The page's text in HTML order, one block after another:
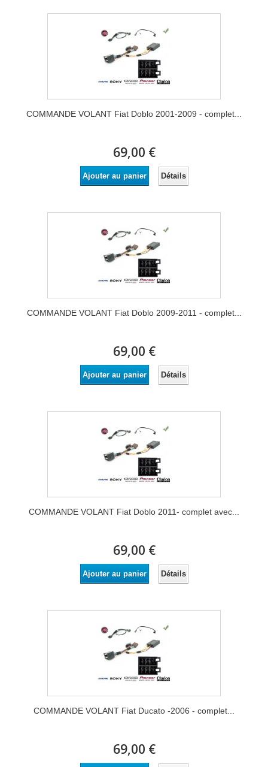
COMMANDE VOLANT Fiat Doblo 2001-2009 - complet...
69,00 €
Ajouter au panier Détails
COMMANDE VOLANT Fiat Doblo 2009-2011 - complet...
69,00 €
Ajouter au panier Détails
COMMANDE VOLANT Fiat Doblo 2011- complet avec...
69,00 €
Ajouter au panier Détails
COMMANDE VOLANT Fiat Ducato -2006 - complet...
69,00 €